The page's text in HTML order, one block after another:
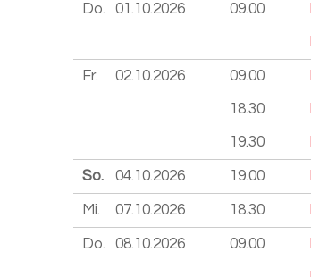
Do. 01.10.2026 09.00
Fr. 02.10.2026 09.00
18.30
19.30
So. 04.10.2026 19.00
Mi. 07.10.2026 18.30
Do. 08.10.2026 09.00